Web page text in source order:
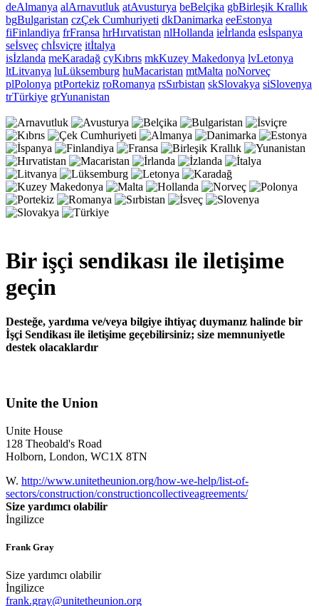
deAlmanya alArnavutluk atAvusturya beBelçika gbBirleşik Krallık
bgBulgaristan czÇek Cumhuriyeti dkDanimarka eeEstonya
fiFinlandiya frFransa hrHırvatistan nlHollanda ieİrlanda esİspanya
seİsveç chİsviçre itİtalya
isİzlanda meKaradağ cyKıbrıs mkKuzey Makedonya lvLetonya
ltLitvanya luLüksemburg huMacaristan mtMalta noNorveç
plPolonya ptPortekiz roRomanya rsSırbistan skSlovakya siSlovenya
trTürkiye grYunanistan
Bir işçi sendikası ile iletişime
geçin
Desteğe, yardıma ve/veya bilgiye ihtiyaç duymanız halinde bir
İşçi Sendikası ile iletişime geçebilirsiniz; size memnuniyetle
destek olacaklardır
Unite the Union
Unite House
128 Theobald's Road
Holborn, London, WC1X 8TN
W. http://www.unitetheunion.org/how-we-help/list-of-
sectors/construction/constructioncollectiveagreements/
Size yardımcı olabilir
İngilizce
Frank Gray
Size yardımcı olabilir
İngilizce
frank.gray@unitetheunion.org